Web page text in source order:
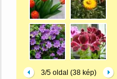
3/5 oldal (38 kép)